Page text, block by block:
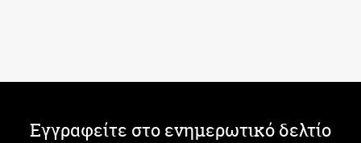
Εγγραφείτε στο ενημερωτικό δελτίο